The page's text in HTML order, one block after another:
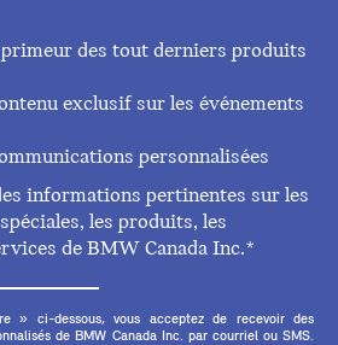
des tout derniers produits
exclusif sur les événements
personnalisées
informations pertinentes sur les
les produits, les
de BMW Canada Inc.*
» ci-dessous, vous acceptez de recevoir des
de BMW Canada Inc. par courriel ou SMS.